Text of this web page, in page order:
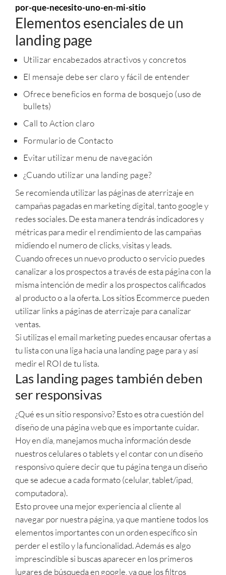
por-que-necesito-uno-en-mi-sitio
Elementos esenciales de un
landing page
Utilizar encabezados atractivos y concretos
El mensaje debe ser claro y fácil de entender
Ofrece beneficios en forma de bosquejo (uso de
bullets)
Call to Action claro
Formulario de Contacto
Evitar utilizar menu de navegación
¿Cuando utilizar una landing page?
Se recomienda utilizar las páginas de aterrizaje en
campañas pagadas en marketing digital, tanto google y
redes sociales. De esta manera tendrás indicadores y
métricas para medir el rendimiento de las campañas
midiendo el numero de clicks, visitas y leads.
Cuando ofreces un nuevo producto o servicio puedes
canalizar a los prospectos a través de esta página con la
misma intención de medir a los prospectos calificados
al producto o a la oferta. Los sitios Ecommerce pueden
utilizar links a páginas de aterrizaje para canalizar
ventas.
Si utilizas el email marketing puedes encausar ofertas a
tu lista con una liga hacia una landing page para y así
medir el ROI de tu lista.
Las landing pages también deben
ser responsivas
¿Qué es un sitio responsivo? Esto es otra cuestión del
diseño de una página web que es importante cuidar.
Hoy en día, manejamos mucha información desde
nuestros celulares o tablets y el contar con un diseño
responsivo quiere decir que tu página tenga un diseño
que se adecue a cada formato (celular, tablet/ipad,
computadora).
Esto provee una mejor experiencia al cliente al
navegar por nuestra página, ya que mantiene todos los
elementos importantes con un orden específico sin
perder el estilo y la funcionalidad. Además es algo
imprescindible si buscas aparecer en los primeros
lugares de búsqueda en google, ya que los filtros